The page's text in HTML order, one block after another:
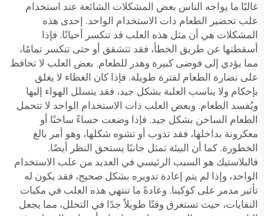
غالبًا ما يواجه الناس بعض المشكلات الشائعة عند استخدام
علب تحضير الطعام ذات الاستخدام الواحد. إحدى هذه
المشكلات هي أن مثل هذه العلب قد تنكسر أحيانًا. فإذا
أسقطتها عن طريق الخطأ، فقد تتشقق أو حتى تنكسر تمامًا،
مما يؤدي إلى فوضى كبيرة وهدر للطعام. بعض العلب لا تحافظ
على نضارة الطعام لفترة طويلة. فإذا كان الغطاء لا يغلق
بإحكام ولا يناسب العلبة بشكل جيد، فقد يتسلل الهواء إليها
ويُفسد الطعام. وبعض العلب ذات الاستخدام الواحد لا تتحمل
الطعام الساخن بشكل جيد. فإذا وضعت حساءً ساخنًا أو
معكرونة بداخلها، فقد تذوب أو تشوه شكلها، وهو أمر بالغ
الخطورة. كما أن البيئة تمثل جانبًا يستحق النظر أيضًا.
فالبلاستيك هو السبب الرئيسي في العديد من علب الاستخدام
الواحد، وإذا لم يتم إعادة تدويره بشكل صحيح، فقد يكون له
تأثير مدمر على كوكبنا. وعادةً ما تنتهي هذه العلب في مكبات
النفايات، حيث تستغرق وقتًا طويلاً جدًا في التحلل، مما يجعل